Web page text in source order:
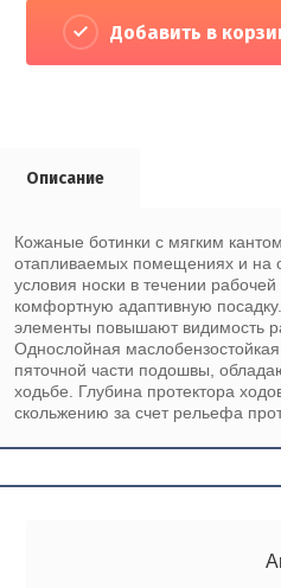
Добавить в
Описание
Кожаные ботинки c мягким
отапливаемых помещениях и на
условия носки в течении
комфортную адаптивную
элементы повышают видимость
Однослойная
пяточной части подошвы,
ходьбе. Глубина протектора
скольжению за счет рельефа